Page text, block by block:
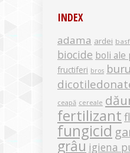
INDEX
adama ardei basf
biocide boli
fructiferi bros
ceapă cereale
fertilizant
fungicid
grâu igiena